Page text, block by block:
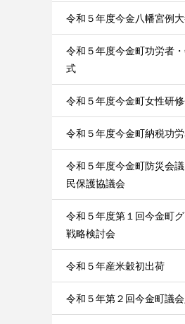
令和５年度今金八幡宮例
令和５年度今金町功労者
式
令和５年度今金町女性研
令和５年度今金町納税功
令和５年度今金町防災会
民保護協議会
令和５年度第１回今金町
戦略検討会
令和５年産米穀初出荷
令和５年第２回今金町議